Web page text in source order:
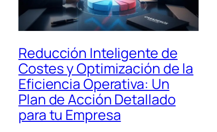
Reducción Inteligente de
Costes y Optimización de la
Eficiencia Operativa: Un
Plan de Acción Detallado
para tu Empresa